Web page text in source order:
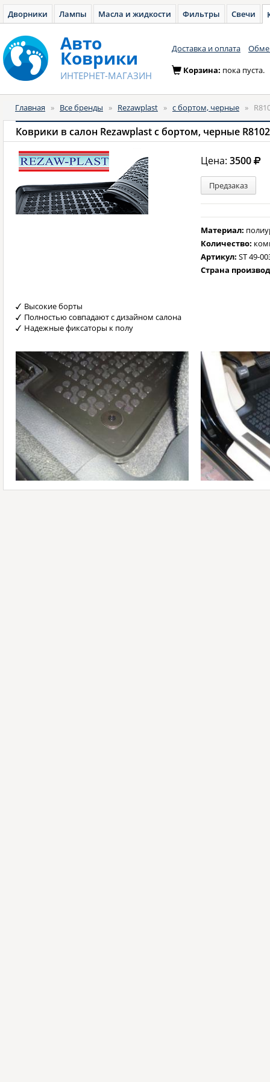
Дворники Лампы Масла и жидкости Фильтры Свечи
Авто
Коврики
ИНТЕРНЕТ-МАГАЗИН
Доставка и оплата
Корзина: пока пуста.
Главная » Все бренды » Rezawplast » с бортом, черные »
Коврики в салон Rezawplast с бортом, черные
Цена:3500
Предзаказ
Материал:
Количество:
Артикул:ST 49-
Страна
Высокие борты
Полностью совпадают с дизайном салона
Надежные фиксаторы к полу